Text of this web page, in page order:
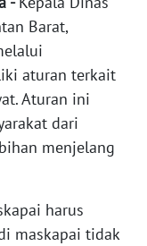
Barat,
aturan terkait
Aturan ini
dari
menjelang
harus
maskapai tidak